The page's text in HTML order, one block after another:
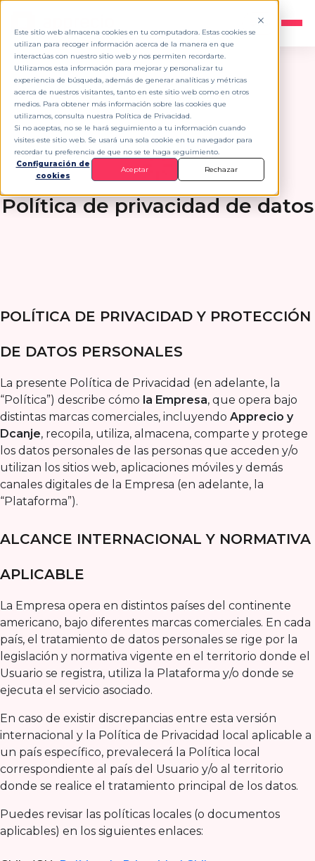
Este sitio web almacena cookies en tu computadora. Estas cookies se
utilizan para recoger información acerca de la manera en que
interactúas con nuestro sitio web y nos permiten recordarte.
Utilizamos esta información para mejorar y personalizar tu
experiencia de búsqueda, además de generar analíticas y métricas
acerca de nuestros visitantes, tanto en este sitio web como en otros
medios. Para obtener más información sobre las cookies que
utilizamos, consulta nuestra Política de Privacidad.
Si no aceptas, no se le hará seguimiento a tu información cuando
visites este sitio web. Se usará una sola cookie en tu navegador para
recordar tu preferencia de que no se te haga seguimiento.
Configuración de
cookies
Aceptar Rechazar
ES
Política de privacidad de datos
POLÍTICA DE PRIVACIDAD Y PROTECCIÓN
DE DATOS PERSONALES
La presente Política de Privacidad (en adelante, la
“Política”) describe cómo la Empresa, que opera bajo
distintas marcas comerciales, incluyendo Apprecio y
Dcanje, recopila, utiliza, almacena, comparte y protege
los datos personales de las personas que acceden y/o
utilizan los sitios web, aplicaciones móviles y demás
canales digitales de la Empresa (en adelante, la
“Plataforma”).
ALCANCE INTERNACIONAL Y NORMATIVA
APLICABLE
La Empresa opera en distintos países del continente
americano, bajo diferentes marcas comerciales. En cada
país, el tratamiento de datos personales se rige por la
legislación y normativa vigente en el territorio donde el
Usuario se registra, utiliza la Plataforma y/o donde se
ejecuta el servicio asociado.
En caso de existir discrepancias entre esta versión
internacional y la Política de Privacidad local aplicable a
un país específico, prevalecerá la Política local
correspondiente al país del Usuario y/o al territorio
donde se realice el tratamiento principal de los datos.
Puedes revisar las políticas locales (o documentos
aplicables) en los siguientes enlaces: